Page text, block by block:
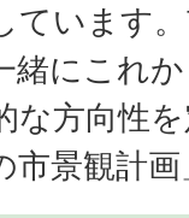
ています
緒にこれ
な方向性
市景観計